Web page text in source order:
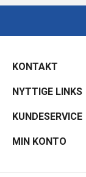
KONTAKT
NYTTIGE LINKS
KUNDESERVICE
MIN KONTO